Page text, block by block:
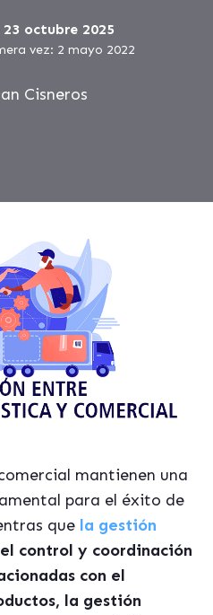
octubre 2025
vez: 2 mayo 2022
Cisneros
mantienen una
para el éxito de
que la gestión
control y coordinación
con el
la gestión